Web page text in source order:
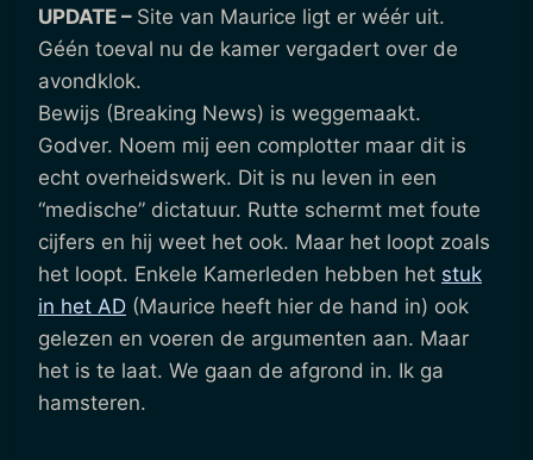
UPDATE – Site van Maurice ligt er wéér uit.
Géén toeval nu de kamer vergadert over de
avondklok.
Bewijs (Breaking News) is weggemaakt.
Godver. Noem mij een complotter maar dit is
echt overheidswerk. Dit is nu leven in een
“medische” dictatuur. Rutte schermt met foute
cijfers en hij weet het ook. Maar het loopt zoals
het loopt. Enkele Kamerleden hebben het stuk
in het AD (Maurice heeft hier de hand in) ook
gelezen en voeren de argumenten aan. Maar
het is te laat. We gaan de afgrond in. Ik ga
hamsteren.